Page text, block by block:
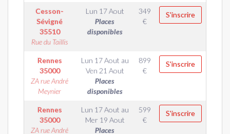
Cesson-
Sévigné
35510
Rue du Taillis
Lun 17 Aout
Places
disponibles
349
€
S'inscrire
Rennes
35000
ZA rue André
Meynier
Lun 17 Aout au
Ven 21 Aout
Places
disponibles
899
€
S'inscrire
Rennes
35000
ZA rue André
Lun 17 Aout au
Mer 19 Aout
Places
599
€
S'inscrire